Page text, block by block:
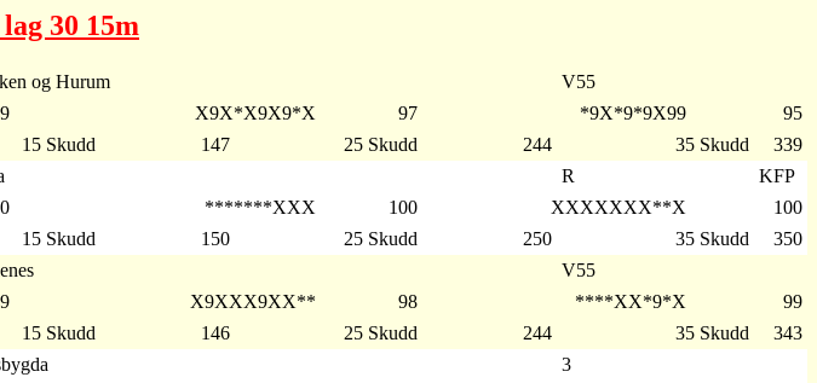
30 15m
og Hurum
V55
X9X*X9X9*X 97 *9X*9*9X99
95
15 Skudd
147 25 Skudd 244 35 Skudd
339
R
KFP
*******XXX 100 XXXXXXX**X
100
15 Skudd
150 25 Skudd 250 35 Skudd
350
V55
X9XXX9XX** 98 ****XX*9*X
99
15 Skudd
146 25 Skudd 244 35 Skudd
343
3